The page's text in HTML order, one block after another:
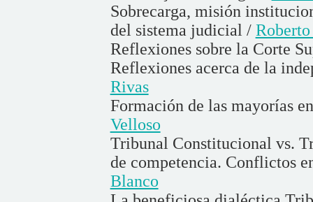
Sobrecarga, misión
del sistema judicial /
Reflexiones sobre la Corte
Reflexiones acerca de la
Rivas
Formación de las mayorías
Velloso
Tribunal Constitucional vs.
de competencia. Conflictos
Blanco